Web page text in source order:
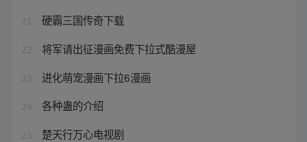
21 硬霸三国传奇下载
22 将军请出征漫画免费下拉式酷漫屋
23 进化萌宠漫画下拉6漫画
24 各种蛊的介绍
25 楚天行万心电视剧